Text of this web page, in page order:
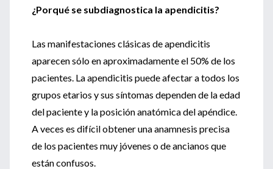
¿Porqué se subdiagnostica la apendicitis?
Las manifestaciones clásicas de apendicitis
aparecen sólo en aproximadamente el 50% de los
pacientes. La apendicitis puede afectar a todos los
grupos etarios y sus síntomas dependen de la edad
del paciente y la posición anatómica del apéndice.
A veces es difícil obtener una anamnesis precisa
de los pacientes muy jóvenes o de ancianos que
están confusos.